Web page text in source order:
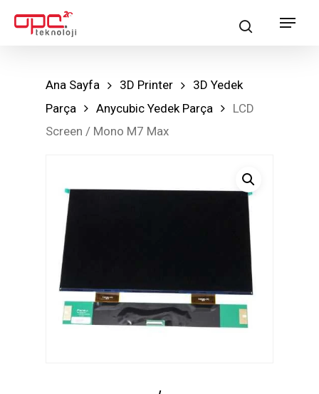
searchMenu
Ana Sayfa 3D Printer
3D Yedek
Parça
Anycubic Yedek Parça
LCD
Screen / Mono M7 Max